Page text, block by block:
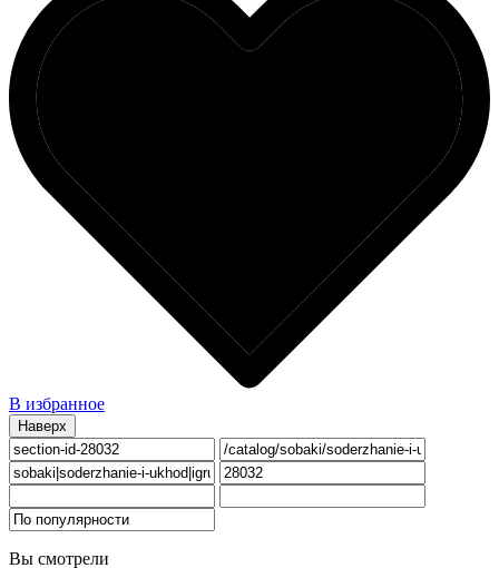
В избранное
Наверх
Вы смотрели